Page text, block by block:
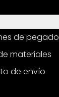
de
materiales
de envío